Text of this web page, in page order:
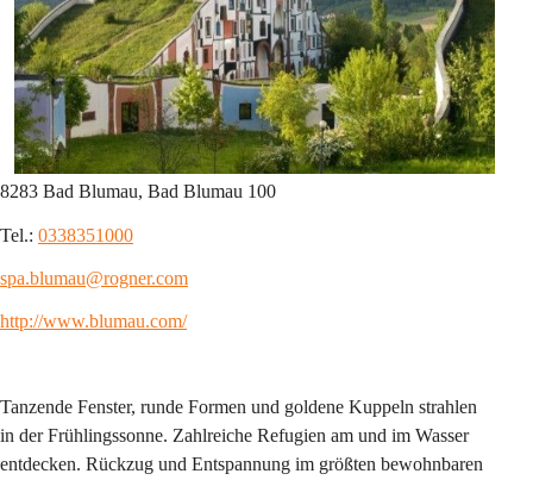
8283 Bad Blumau, Bad Blumau 100
Tel.: 0338351000
spa.blumau@rogner.com
http://www.blumau.com/
Tanzende Fenster, runde Formen und goldene Kuppeln strahlen
in der Frühlingssonne. Zahlreiche Refugien am und im Wasser
entdecken. Rückzug und Entspannung im größten bewohnbaren